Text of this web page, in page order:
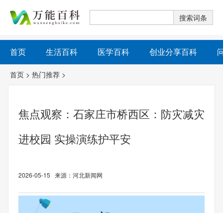
首页 生活百科 医学百科 创业分享百科
首页 > 热门推荐 >
焦点观察：石家庄市桥西区：防灾减灾
进校园 实操演练护平安
2026-05-15 来源：河北新闻网